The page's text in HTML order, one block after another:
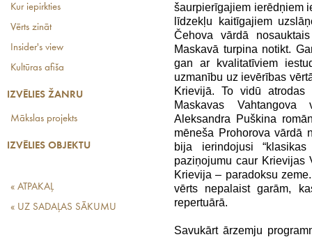
Kur iepirkties
Vērts zināt
Insider's view
Kultūras afiša
IZVĒLIES ŽANRU
Mākslas projekts
IZVĒLIES OBJEKTU
« ATPAKAĻ
« UZ SADAĻAS SĀKUMU
šaurpierīgajiem ierēdņiem
līdzekļu kaitīgajiem
Čehova vārdā
Maskavā turpina notikt.
gan ar kvalitatīviem
uzmanību uz ievērības
Krievijā. To vidū
Maskavas
Aleksandra Puškina
mēneša Prohorova vārdā
bija ierindojusi
paziņojumu caur Krievijas
Krievija – paradoksu
vērts nepalaist garām,
repertuārā.
Savukārt ārzemju